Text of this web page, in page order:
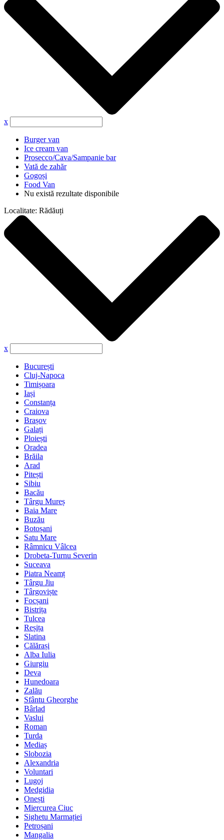
x
Burger van
Ice cream van
Prosecco/Cava/Sampanie bar
Vată de zahăr
Gogoși
Food Van
Nu există rezultate disponibile
Localitate: Rădăuți
x
București
Cluj-Napoca
Timișoara
Iași
Constanța
Craiova
Brașov
Galați
Ploiești
Oradea
Brăila
Arad
Pitești
Sibiu
Bacău
Târgu Mureș
Baia Mare
Buzău
Botoșani
Satu Mare
Râmnicu Vâlcea
Drobeta-Turnu Severin
Suceava
Piatra Neamț
Târgu Jiu
Târgoviște
Focșani
Bistrița
Tulcea
Reșița
Slatina
Călărași
Alba Iulia
Giurgiu
Deva
Hunedoara
Zalău
Sfântu Gheorghe
Bârlad
Vaslui
Roman
Turda
Mediaș
Slobozia
Alexandria
Voluntari
Lugoj
Medgidia
Onești
Miercurea Ciuc
Sighetu Marmației
Petroșani
Mangalia